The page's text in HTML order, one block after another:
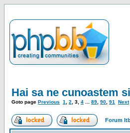
Hai sa ne cunoastem
Goto page Previous 1 2 3 4 89 90 91 Next
Forum